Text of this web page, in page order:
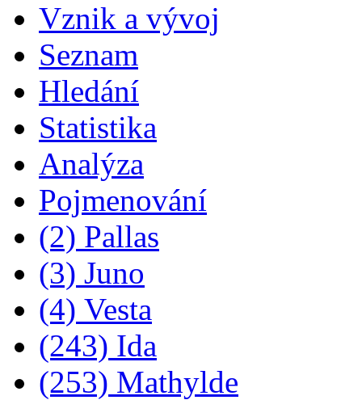
Vznik a vývoj
Seznam
Hledání
Statistika
Analýza
Pojmenování
(2) Pallas
(3) Juno
(4) Vesta
(243) Ida
(253) Mathylde